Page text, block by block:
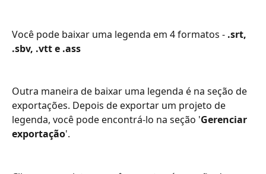
Você pode baixar uma legenda em 4 formatos - .srt,
.sbv, .vtt e .ass
Outra maneira de baixar uma legenda é na seção de
exportações. Depois de exportar um projeto de
legenda, você pode encontrá-lo na seção 'Gerenciar
exportação'.